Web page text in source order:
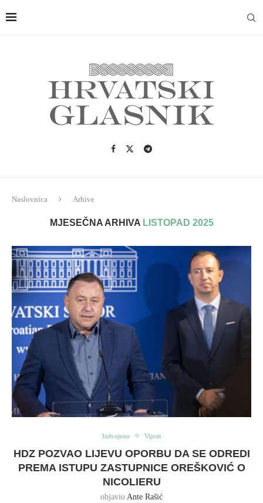
Naslovnica Arhive
MJESEČNA ARHIVA LISTOPAD 2025
Izdvojeno Vijesti
HDZ POZVAO LIJEVU OPORBU DA SE ODREDI
PREMA ISTUPU ZASTUPNICE OREŠKOVIĆ O
NICOLIERU
objavio Ante Rašić